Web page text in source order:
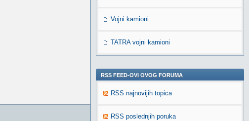
Vojni kamioni
TATRA vojni kamioni
RSS FEED-OVI OVOG FORUMA
RSS najnovijih topica
RSS poslednjih poruka